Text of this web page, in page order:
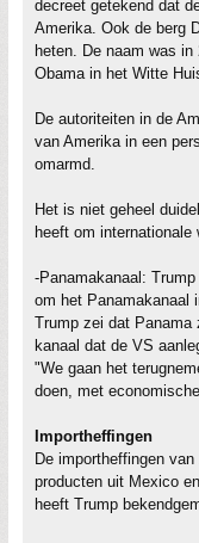
decreet getekend dat
Amerika. Ook de berg
heten. De naam was
Obama in het Witte
De autoriteiten in de
van Amerika in een
omarmd.
Het is niet geheel
heeft om internationale
-Panamakanaal:
om het Panamakanaal
Trump zei dat Panama
kanaal dat de VS
"We gaan het
doen, met
Importheffingen
De importheffingen
producten uit Mexico
heeft Trump